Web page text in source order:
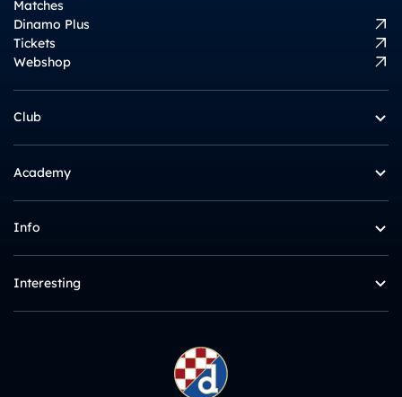
Matches
Dinamo Plus
Tickets
Webshop
Club
Academy
Info
Interesting